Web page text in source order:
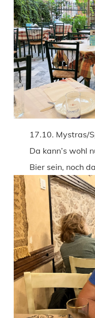
17.10. Mystras/
Da kann’s wohl
Bier sein, noch